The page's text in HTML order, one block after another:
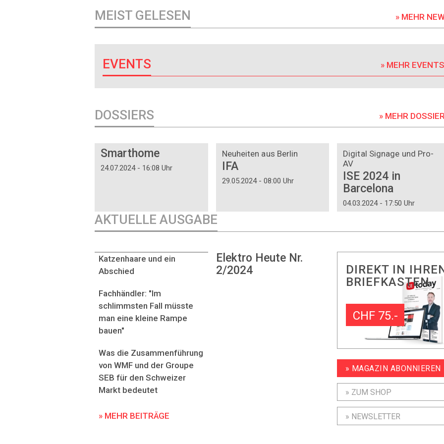
MEIST GELESEN » MEHR
EVENTS » MEHR EVENTS
DOSSIERS » MEHR
Smarthome
24.07.2024 - 16:08 Uhr
Neuheiten aus Berlin
IFA
29.05.2024 - 08:00 Uhr
Digital Signage und Pro-
AV
ISE 2024 in
Barcelona
04.03.2024 - 17:50 Uhr
AKTUELLE AUSGABE
Elektro Heute Nr.
2/2024
Katzenhaare und ein
Abschied
Fachhändler: "Im
schlimmsten Fall müsste
man eine kleine Rampe
bauen"
Was die Zusammenführung
von WMF und der Groupe
SEB für den Schweizer
Markt bedeutet
» MEHR BEITRÄGE
DIREKT IN
BRIEFKASTEN
CHF 75.-
» MAGAZIN ABONNIEREN
» ZUM SHOP
» NEWSLETTER